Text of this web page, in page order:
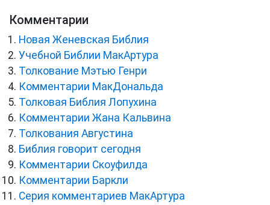
Комментарии
Новая Женевская Библия
Учебной Библии МакАртура
Толкование Мэтью Генри
Комментарии МакДональда
Толковая Библия Лопухина
Комментарии Жана Кальвина
Толкования Августина
Библия говорит сегодня
Комментарии Скоуфилда
Комментарии Баркли
Серия комментариев МакАртура